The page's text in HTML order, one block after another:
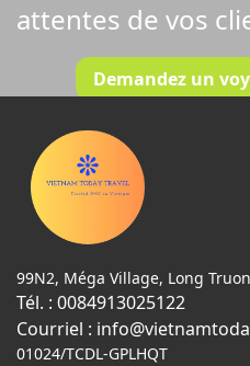
attentes de vos
Demandez un
99N2, Méga Village, Long
Tél. : 0084913025122
Courriel :
01024/TCDL-GPLHQT